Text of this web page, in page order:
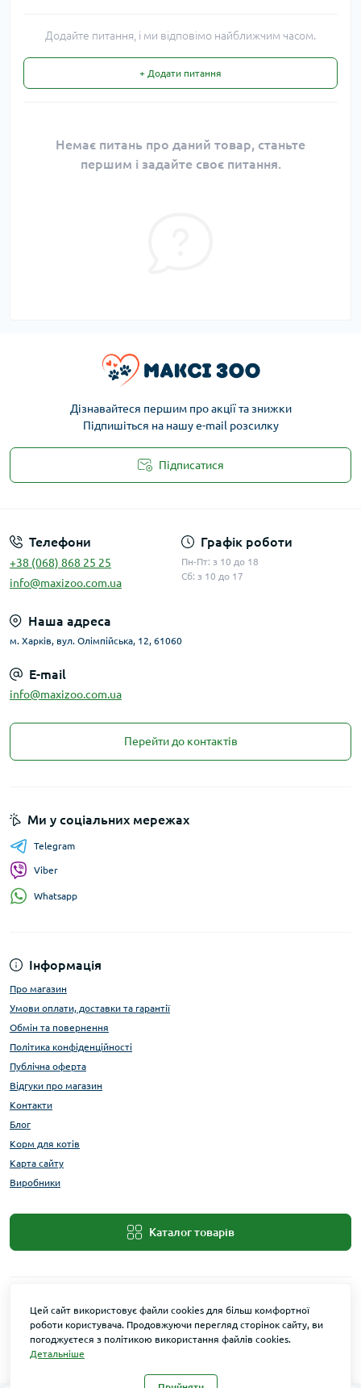
Додайте питання, і ми відповімо найближчим часом.
+ Додати питання
Немає питань про даний товар, станьте
першим і задайте своє питання.
Дізнавайтеся першим про акції та знижки
Підпишіться на нашу e-mail розсилку
Підписатися
Телефони
+38 (068) 868 25 25
info@maxizoo.com.ua
Графік роботи
Пн-Пт: з 10 до 18
Сб: з 10 до 17
Наша адреса
м. Харків, вул. Олімпійська, 12, 61060
E-mail
info@maxizoo.com.ua
Перейти до контактів
Інформація
Про магазин
Умови оплати, доставки та гарантії
Обмін та повернення
Політика конфіденційності
Публічна оферта
Відгуки про магазин
Контакти
Блог
Корм для котів
Карта сайту
Виробники
Каталог товарів
Ми у соціальних мережах
Telegram
Viber
Whatsapp
Цей сайт використовує файли cookies для більш комфортної
роботи користувача. Продовжуючи перегляд сторінок сайту, ви
погоджуєтеся з політикою використання файлів cookies.
Детальніше